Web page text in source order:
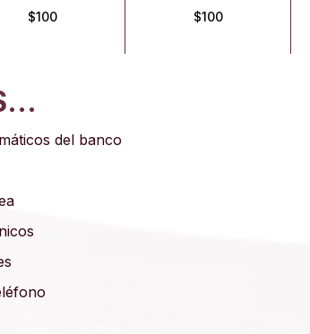
$100 $100
del banco